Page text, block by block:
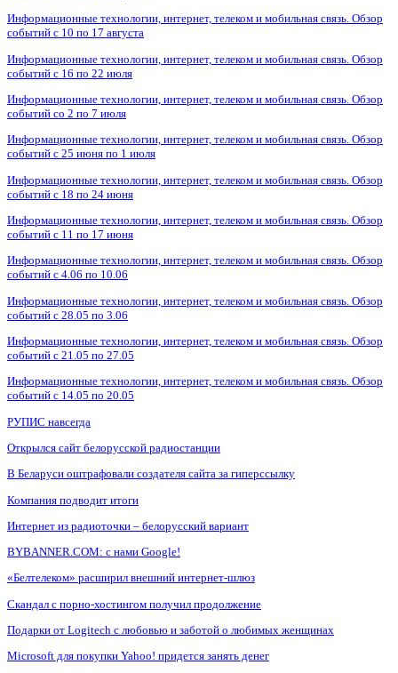
Информационные технологии, интернет, телеком и мобильная связь. Обзор
событий с 10 по 17 августа
Информационные технологии, интернет, телеком и мобильная связь. Обзор
событий с 16 по 22 июля
Информационные технологии, интернет, телеком и мобильная связь. Обзор
событий со 2 по 7 июля
Информационные технологии, интернет, телеком и мобильная связь. Обзор
событий с 25 июня по 1 июля
Информационные технологии, интернет, телеком и мобильная связь. Обзор
событий с 18 по 24 июня
Информационные технологии, интернет, телеком и мобильная связь. Обзор
событий с 11 по 17 июня
Информационные технологии, интернет, телеком и мобильная связь. Обзор
событий с 4.06 по 10.06
Информационные технологии, интернет, телеком и мобильная связь. Обзор
событий с 28.05 по 3.06
Информационные технологии, интернет, телеком и мобильная связь. Обзор
событий с 21.05 по 27.05
Информационные технологии, интернет, телеком и мобильная связь. Обзор
событий с 14.05 по 20.05
РУПИС навсегда
Открылся сайт белорусской радиостанции
В Беларуси оштрафовали создателя сайта за гиперссылку
Компания подводит итоги
Интернет из радиоточки – белорусский вариант
BYBANNER.COM: c нами Google!
«Белтелеком» расширил внешний интернет-шлюз
Скандал с порно-хостингом получил продолжение
Подарки от Logitech с любовью и заботой о любимых женщинах
Microsoft для покупки Yahoo! придется занять денег